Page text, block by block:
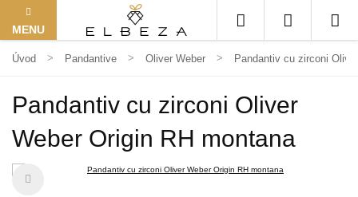
MENU
Úvod Pandantive Oliver Weber Pandantiv cu zirconi
Pandantiv cu zirconi Oliver
Weber Origin RH montana